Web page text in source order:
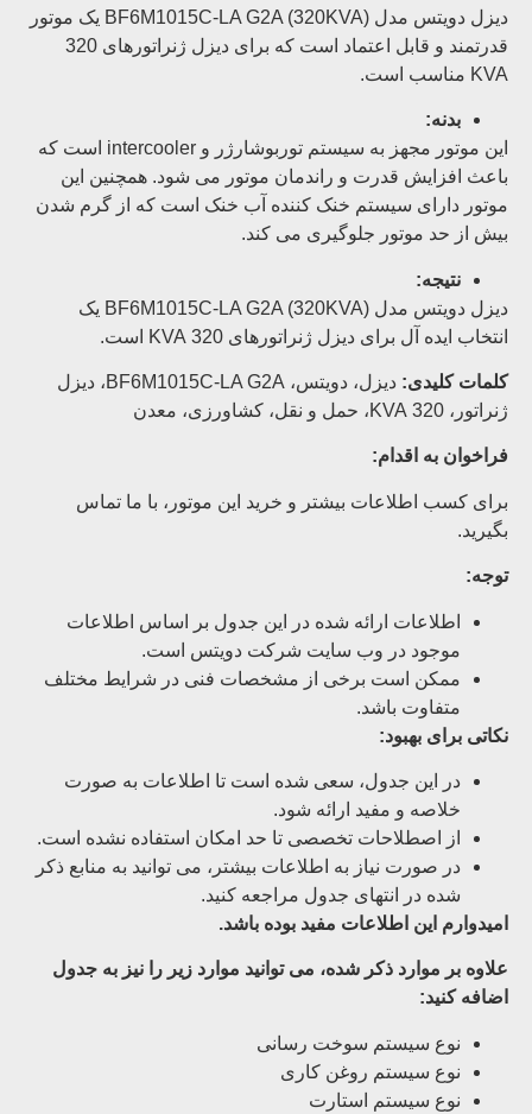
دیزل دویتس مدل BF6M1015C-LA G2A (320KVA) یک موتور
قدرتمند و قابل اعتماد است که برای دیزل ژنراتورهای 320
KVA مناسب است.
بدنه:
این موتور مجهز به سیستم توربوشارژر و intercooler است که
باعث افزایش قدرت و راندمان موتور می شود. همچنین این
موتور دارای سیستم خنک کننده آب خنک است که از گرم شدن
بیش از حد موتور جلوگیری می کند.
نتیجه:
دیزل دویتس مدل BF6M1015C-LA G2A (320KVA) یک
انتخاب ایده آل برای دیزل ژنراتورهای 320 KVA است.
کلمات کلیدی:
دیزل، دویتس، BF6M1015C-LA G2A، دیزل
ژنراتور، 320 KVA، حمل و نقل، کشاورزی، معدن
فراخوان به اقدام:
برای کسب اطلاعات بیشتر و خرید این موتور، با ما تماس
بگیرید.
توجه:
اطلاعات ارائه شده در این جدول بر اساس اطلاعات
موجود در وب سایت شرکت دویتس است.
ممکن است برخی از مشخصات فنی در شرایط مختلف
متفاوت باشد.
نکاتی برای بهبود:
در این جدول، سعی شده است تا اطلاعات به صورت
خلاصه و مفید ارائه شود.
از اصطلاحات تخصصی تا حد امکان استفاده نشده است.
در صورت نیاز به اطلاعات بیشتر، می توانید به منابع ذکر
شده در انتهای جدول مراجعه کنید.
امیدوارم این اطلاعات مفید بوده باشد.
علاوه بر موارد ذکر شده، می توانید موارد زیر را نیز به جدول
اضافه کنید:
نوع سیستم سوخت رسانی
نوع سیستم روغن کاری
نوع سیستم استارت